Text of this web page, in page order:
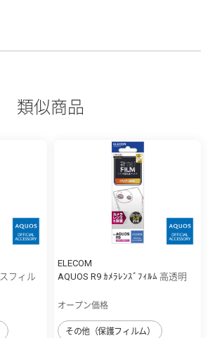
類似商品
フィル
ELECOM
AQUOS R9 ｶﾒﾗﾚﾝｽﾞﾌｨﾙﾑ 高透明
オープン価格
その他（保護フィルム）